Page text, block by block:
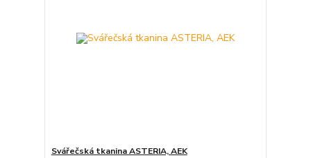
Svářečská tkanina ASTERIA, AEK